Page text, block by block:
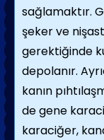
sağlamaktır.
şeker ve
gerektiğinde
depolanır.
kanın
de gene
karaciğer,